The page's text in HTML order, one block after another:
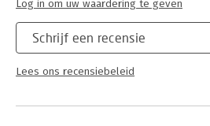
Schrijf een recensie
Lees ons recensiebeleid
Log in om uw waardering te geven